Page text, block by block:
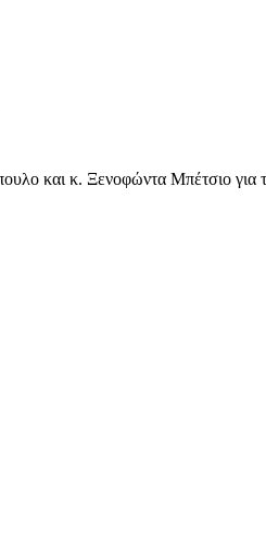
και κ. Ξενοφώντα Μπέτσιο για